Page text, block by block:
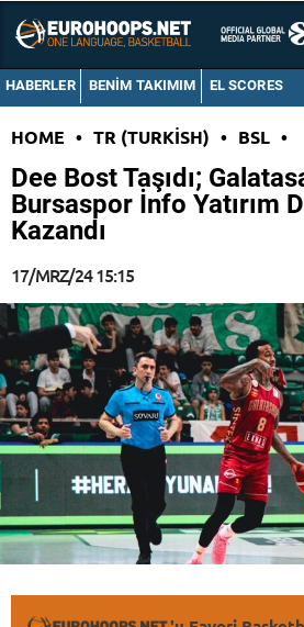
HABERLER BENIM TAKIMIM EL SCORES
HOME • TR (TURKISH) • BSL •
Dee Bost Taşıdı;
Bursaspor İnfo Yatırım
Kazandı
17/MRZ/24 15:15